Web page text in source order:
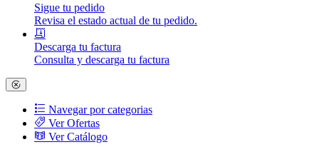
Sigue tu pedido
Revisa el estado actual de tu pedido.
Descarga tu factura
Consulta y descarga tu factura
Navegar por categorias
Ver Ofertas
Ver Catálogo